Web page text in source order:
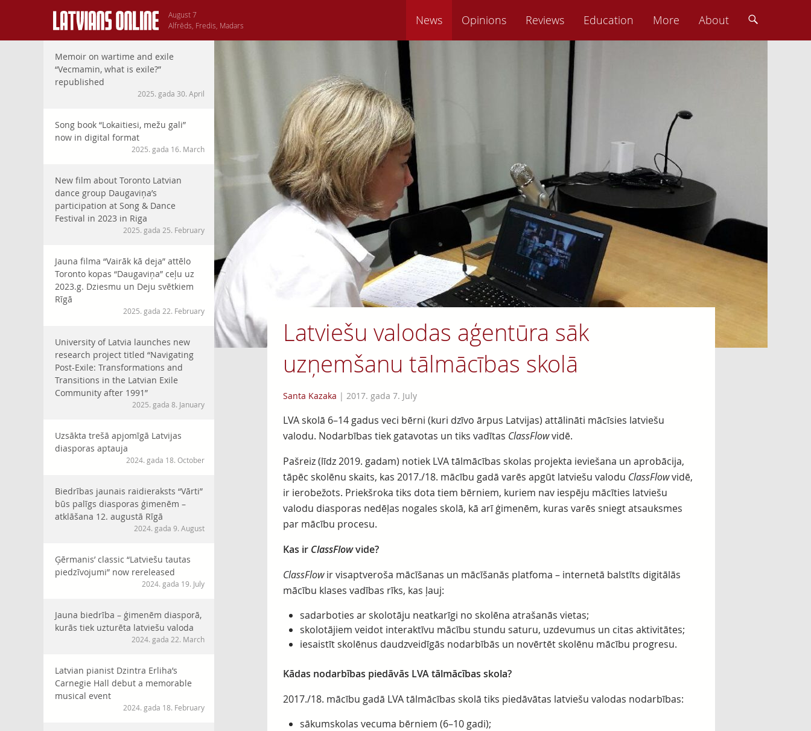
August 7
Alfrēds, Fredis, Madars
News Opinions Reviews Education More About
Memoir on wartime and exile
“Vecmamin, what is exile?”
republished
2025. gada 30. April
Song book “Lokaitiesi, mežu gali”
now in digital format
2025. gada 16. March
New film about Toronto Latvian
dance group Daugaviņa’s
participation at Song & Dance
Festival in 2023 in Riga
2025. gada 25. February
Jauna filma “Vairāk kā deja” attēlo
Toronto kopas “Daugaviņa” ceļu uz
2023.g. Dziesmu un Deju svētkiem
Rīgā
2025. gada 22. February
University of Latvia launches new
research project titled “Navigating
Post-Exile: Transformations and
Transitions in the Latvian Exile
Community after 1991”
2025. gada 8. January
Uzsākta trešā apjomīgā Latvijas
diasporas aptauja
2024. gada 18. October
Biedrības jaunais raidieraksts “Vārti”
būs palīgs diasporas ģimenēm –
atklāšana 12. augustā Rīgā
2024. gada 9. August
Ģērmanis’ classic “Latviešu tautas
piedzīvojumi” now rereleased
2024. gada 19. July
Jauna biedrība – ģimenēm diasporā,
kurās tiek uzturēta latviešu valoda
2024. gada 22. March
Latvian pianist Dzintra Erliha’s
Carnegie Hall debut a memorable
musical event
2024. gada 18. February
Latviešu valodas aģentūra sāk
uzņemšanu tālmācības skolā
Santa Kazaka | 2017. gada 7. July
LVA skolā 6–14 gadus veci bērni (kuri dzīvo ārpus Latvijas) attālināti mācīsies latviešu
valodu. Nodarbības tiek gatavotas un tiks vadītas ClassFlowvidē.
Pašreiz (līdz 2019. gadam) notiek LVA tālmācības skolas projekta ieviešana un aprobācija,
tāpēc skolēnu skaits, kas 2017./18. mācību gadā varēs apgūt latviešu valodu ClassFlowvidē,
ir ierobežots. Priekšroka tiks dota tiem bērniem, kuriem nav iespēju mācīties latviešu
valodu diasporas nedēļas nogales skolā, kā arī ģimenēm, kuras varēs sniegt atsauksmes
par mācību procesu.
Kas ir ClassFlowvide?
ClassFlowir visaptveroša mācīšanas un mācīšanās platfoma – internetā balstīts digitālās
mācību klases vadības rīks, kas ļauj:
sadarboties ar skolotāju neatkarīgi no skolēna atrašanās vietas;
skolotājiem veidot interaktīvu mācību stundu saturu, uzdevumus un citas aktivitātes;
iesaistīt skolēnus daudzveidīgās nodarbībās un novērtēt skolēnu mācību progresu.
Kādas nodarbības piedāvās LVA tālmācības skola?
2017./18. mācību gadā LVA tālmācības skolā tiks piedāvātas latviešu valodas nodarbības:
sākumskolas vecuma bērniem (6–10 gadi);